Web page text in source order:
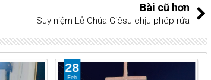
Bài cũ hơn
Suy niệm Lễ Chúa Giêsu chịu phép rứa
28
Feb